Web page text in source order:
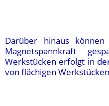
Darüber hinaus
Magnetspannkraft
Werkstücken erfolgt in
von flächigen